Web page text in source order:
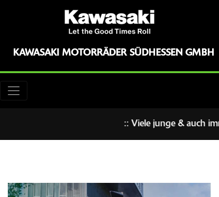
KAWASAKI MOTORRÄDER SÜDHESSEN GMBH
:: Viele junge & auch